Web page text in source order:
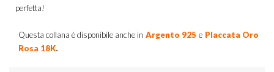
perfetta!
Questa collana è disponibile anche in Argento 925 e Placcata Oro
Rosa 18K.